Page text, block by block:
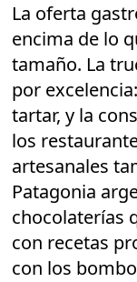
La oferta
encima de lo
tamaño. La
por
tartar, y la
los
artesanales
Patagonia
chocolaterías
con recetas
con los